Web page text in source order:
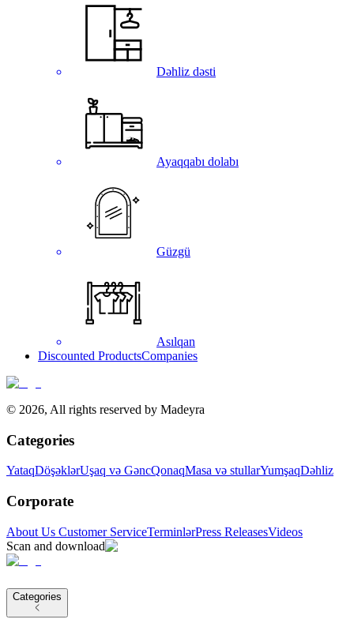
Dəhliz dəsti
Ayaqqabı dolabı
Güzgü
Asılqan
Discounted ProductsCompanies
© 2026, All rights reserved by Madeyra
Categories
YataqDöşəklərUşaq və GəncQonaqMasa və stullarYumşaqDəhliz
Corporate
About Us Customer ServiceTerminlərPress ReleasesVideos
Scan and download
Categories